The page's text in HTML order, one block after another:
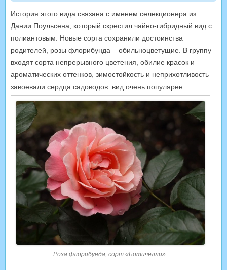
История этого вида связана с именем селекционера из
Дании Поульсена, который скрестил чайно-гибридный вид с
полиантовым. Новые сорта сохранили достоинства
родителей, розы флорибунда – обильноцветущие. В группу
входят сорта непрерывного цветения, обилие красок и
ароматических оттенков, зимостойкость и неприхотливость
завоевали сердца садоводов: вид очень популярен.
Роза флорибунда, сорт «Ботичелли».